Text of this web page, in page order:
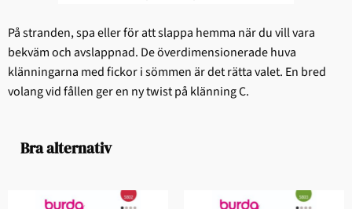
På stranden, spa eller för att slappa hemma när du vill vara
bekväm och avslappnad. De överdimensionerade huva
klänningarna med fickor i sömmen är det rätta valet. En bred
volang vid fållen ger en ny twist på klänning C.
Bra alternativ